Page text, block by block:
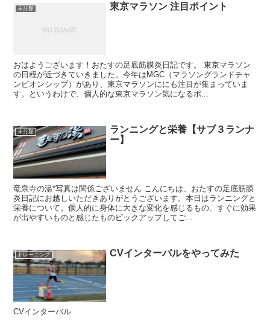
未分類 東京マラソン 注目ポイント
おはようございます！おたすの足底筋膜炎日記です。 東京マラソン
の日程が近づきていきました。今年はMGC（マラソングランドチャ
ンピオンシップ）があり、東京マラソンににも注目が集まっていま
す。というわけで、個人的な東京マラソン気になるポ...
未分類
ランニングと栄養【サブ３ランナ
ー】
竜泉寺の湯*写真は関係ございません こんにちは、おたすの足底筋膜
炎日記にお越しいただきありがとうございます。本日はランニングと
栄養について。個人的に身体に大きな変化を感じるもの、すぐに効果
が出やすいものと感じたものピックアップしてご...
トレーニング CVインターバルをやってみた
CVインターバル